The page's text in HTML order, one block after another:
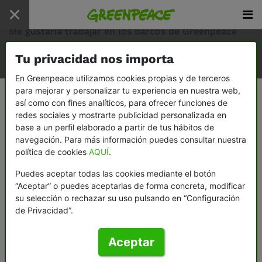
Inicio preguntas frecuentes /
Me gustaría trabajar en los barcos de Greenpeace
Me gustaría trabajar en los barcos
de Greenpeace
Para todo lo referente a los barcos de
Greenpeace debes dirigirte a Greenpeace
International, donde tramitan todas las
peticiones y ofrecimientos para trabajar en los
barcos de nuestra organización. Para ello
escribe un e-mail a
maritime.recruitment@greenpeace.org
Las tripulaciones están formadas por
Tu privacidad nos importa
En Greenpeace utilizamos cookies propias y de terceros
para mejorar y personalizar tu experiencia en nuestra web,
así como con fines analíticos, para ofrecer funciones de
redes sociales y mostrarte publicidad personalizada en
base a un perfil elaborado a partir de tus hábitos de
navegación. Para más información puedes consultar nuestra
política de cookies AQUÍ.
Puedes aceptar todas las cookies mediante el botón
“Aceptar” o puedes aceptarlas de forma concreta, modificar
su selección o rechazar su uso pulsando en “Configuración
de Privacidad”.
Aceptar